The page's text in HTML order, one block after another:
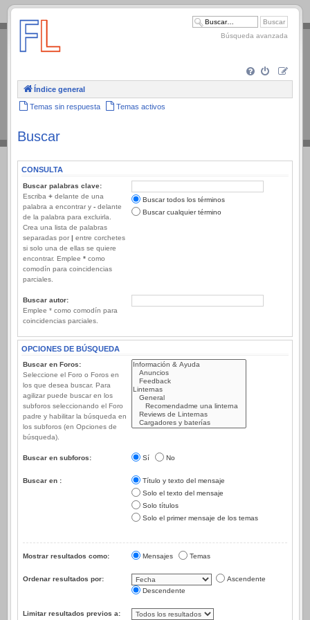
.
Búsqueda avanzada
Índice general
Temas sin respuesta Temas activos
Buscar
CONSULTA
Buscar palabras clave:
Escriba + delante de una
palabra a encontrar y - delante
de la palabra para excluirla.
Crea una lista de palabras
separadas por | entre corchetes
si solo una de ellas se quiere
encontrar. Emplee * como
comodín para coincidencias
parciales.
Buscar todos los términos
Buscar cualquier término
Buscar autor:
Emplee * como comodín para
coincidencias parciales.
OPCIONES DE BÚSQUEDA
Buscar en Foros:
Seleccione el Foro o Foros en
los que desea buscar. Para
agilizar puede buscar en los
subforos seleccionando el Foro
padre y habilitar la búsqueda en
los subforos (en Opciones de
búsqueda).
Buscar en subforos: Sí No
Buscar en :
Título y texto del mensaje
Solo el texto del mensaje
Solo títulos
Solo el primer mensaje de los temas
Mostrar resultados como: Mensajes Temas
Ordenar resultados por:
Ascendente
Descendente
Limitar resultados previos a: